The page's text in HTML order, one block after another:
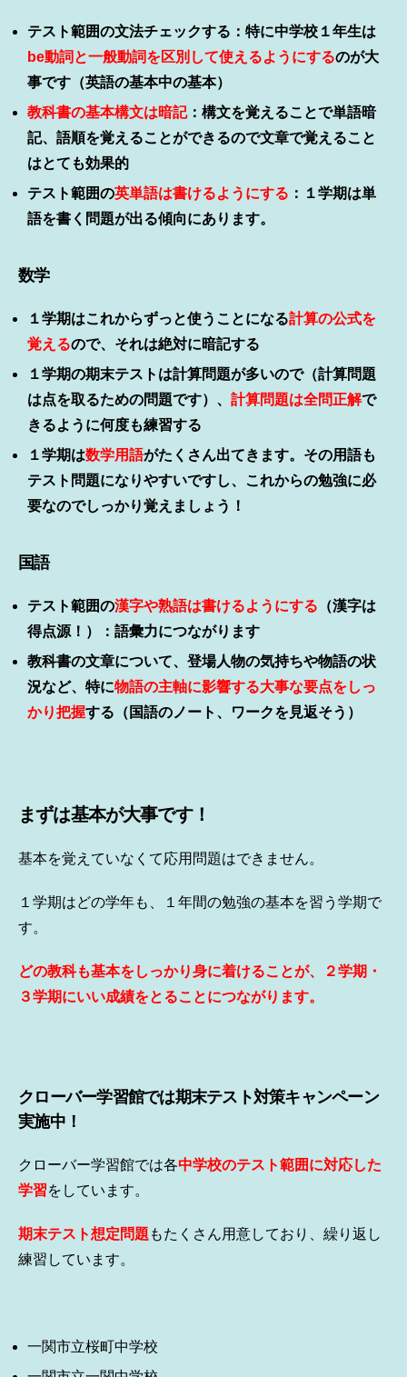
テスト範囲の文法チェックする：特に中学校１年生は
be動詞と一般動詞を区別して使えるようにするのが大
事です（英語の基本中の基本）
教科書の基本構文は暗記：構文を覚えることで単語暗
記、語順を覚えることができるので文章で覚えること
はとても効果的
テスト範囲の英単語は書けるようにする ：１学期は単
語を書く問題が出る傾向にあります。
数学
１学期はこれからずっと使うことになる計算の公式を
覚えるので、それは絶対に暗記する
１学期の期末テストは計算問題が多いので（計算問題
は点を取るための問題です）、 計算問題は全問正解で
きるように何度も練習する
１学期は数学用語がたくさん出てきます。その用語も
テスト問題になりやすいですし、これからの勉強に必
要なのでしっかり覚えましょう！
国語
テスト範囲の漢字や熟語は書けるようにする （漢字は
得点源！）：語彙力につながります
教科書の文章について、登場人物の気持ちや物語の状
況など、特に物語の主軸に影響する大事な要点をしっ
かり把握する（国語のノート、ワークを見返そう）
まずは基本が大事です！
基本を覚えていなくて応用問題はできません。
１学期はどの学年も、１年間の勉強の基本を習う学期で
す。
どの教科も基本をしっかり身に着けることが、２学期・
３学期にいい成績をとることにつながります。
クローバー学習館では期末テスト対策キャンペーン
実施中！
クローバー学習館では各中学校のテスト範囲に対応した
学習をしています。
期末テスト想定問題 もたくさん用意しており、繰り返し
練習しています。
一関市立桜町中学校